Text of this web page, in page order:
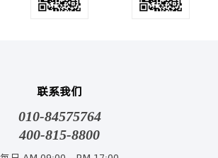
联系我们
010-84575764
400-815-8800